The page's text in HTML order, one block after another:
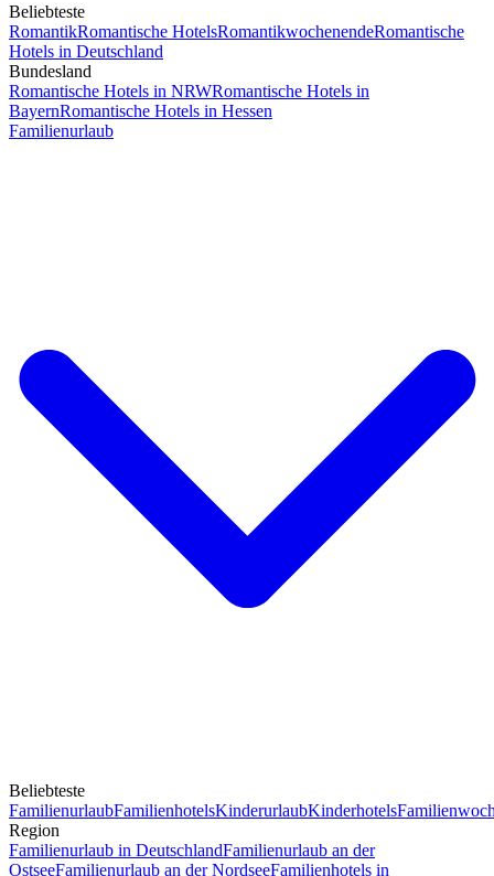
Beliebteste
RomantikRomantische HotelsRomantikwochenendeRomantische
Hotels in Deutschland
Bundesland
Romantische Hotels in NRWRomantische Hotels in
BayernRomantische Hotels in Hessen
Familienurlaub
Beliebteste
FamilienurlaubFamilienhotelsKinderurlaubKinderhotels
Region
Familienurlaub in DeutschlandFamilienurlaub an der
OstseeFamilienurlaub an der NordseeFamilienhotels in